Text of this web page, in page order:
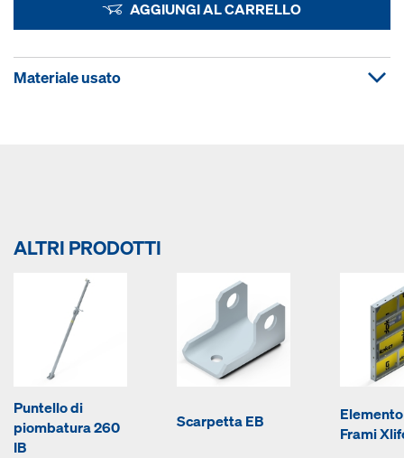
AGGIUNGI AL CARRELLO
Materiale usato
ALTRI PRODOTTI
Puntello di
piombatura 260
IB
Scarpetta EB
Frami